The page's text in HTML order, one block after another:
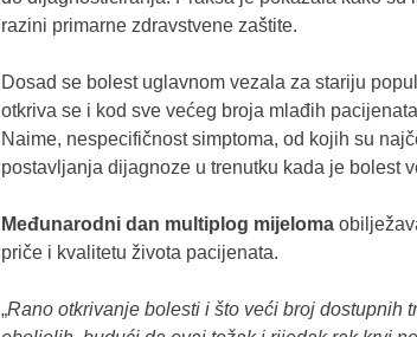
razini primarne zdravstvene zaštite.
Dosad se bolest uglavnom vezala za stariju
otkriva se i kod sve većeg broja mlađih
Naime, nespecifičnost simptoma, od kojih su
postavljanja dijagnoze u trenutku kada je bolest
Međunarodni dan multiplog mijeloma
priče i kvalitetu života pacijenata.
„Rano otkrivanje bolesti i što veći broj dostupnih